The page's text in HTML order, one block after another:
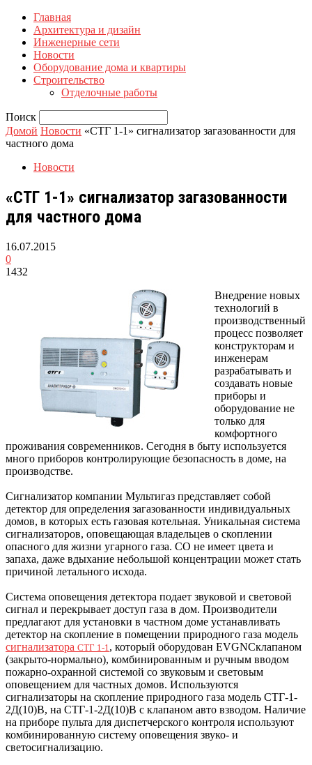
Главная
Архитектура и дизайн
Инженерные сети
Новости
Оборудование дома и квартиры
Строительство
Отделочные работы
Поиск
Домой Новости «СТГ 1-1» сигнализатор загазованности для
частного дома
Новости
«СТГ 1-1» сигнализатор загазованности
для частного дома
16.07.2015
0
1432
Внедрение новых
технологий в
производственный
процесс позволяет
конструкторам и
инженерам
разрабатывать и
создавать новые
приборы и
оборудование не
только для
комфортного
проживания современников. Сегодня в быту используется
много приборов контролирующие безопасность в доме, на
производстве.
Сигнализатор компании Мультигаз представляет собой
детектор для определения загазованности индивидуальных
домов, в которых есть газовая котельная. Уникальная система
сигнализаторов, оповещающая владельцев о скоплении
опасного для жизни угарного газа. СО не имеет цвета и
запаха, даже вдыхание небольшой концентрации может стать
причиной летального исхода.
Система оповещения детектора подает звуковой и световой
сигнал и перекрывает доступ газа в дом. Производители
предлагают для установки в частном доме устанавливать
детектор на скопление в помещении природного газа модель
сигнализатора СТГ 1-1 , который оборудован EVGNCклапаном
(закрыто-нормально), комбинированным и ручным вводом
пожарно-охранной системой со звуковым и световым
оповещением для частных домов. Используются
сигнализаторы на скопление природного газа модель СТГ-1-
2Д(10)В, на СТГ-1-2Д(10)В с клапаном авто взводом. Наличие
на приборе пульта для диспетчерского контроля используют
комбинированную систему оповещения звуко- и
светосигнализацию.